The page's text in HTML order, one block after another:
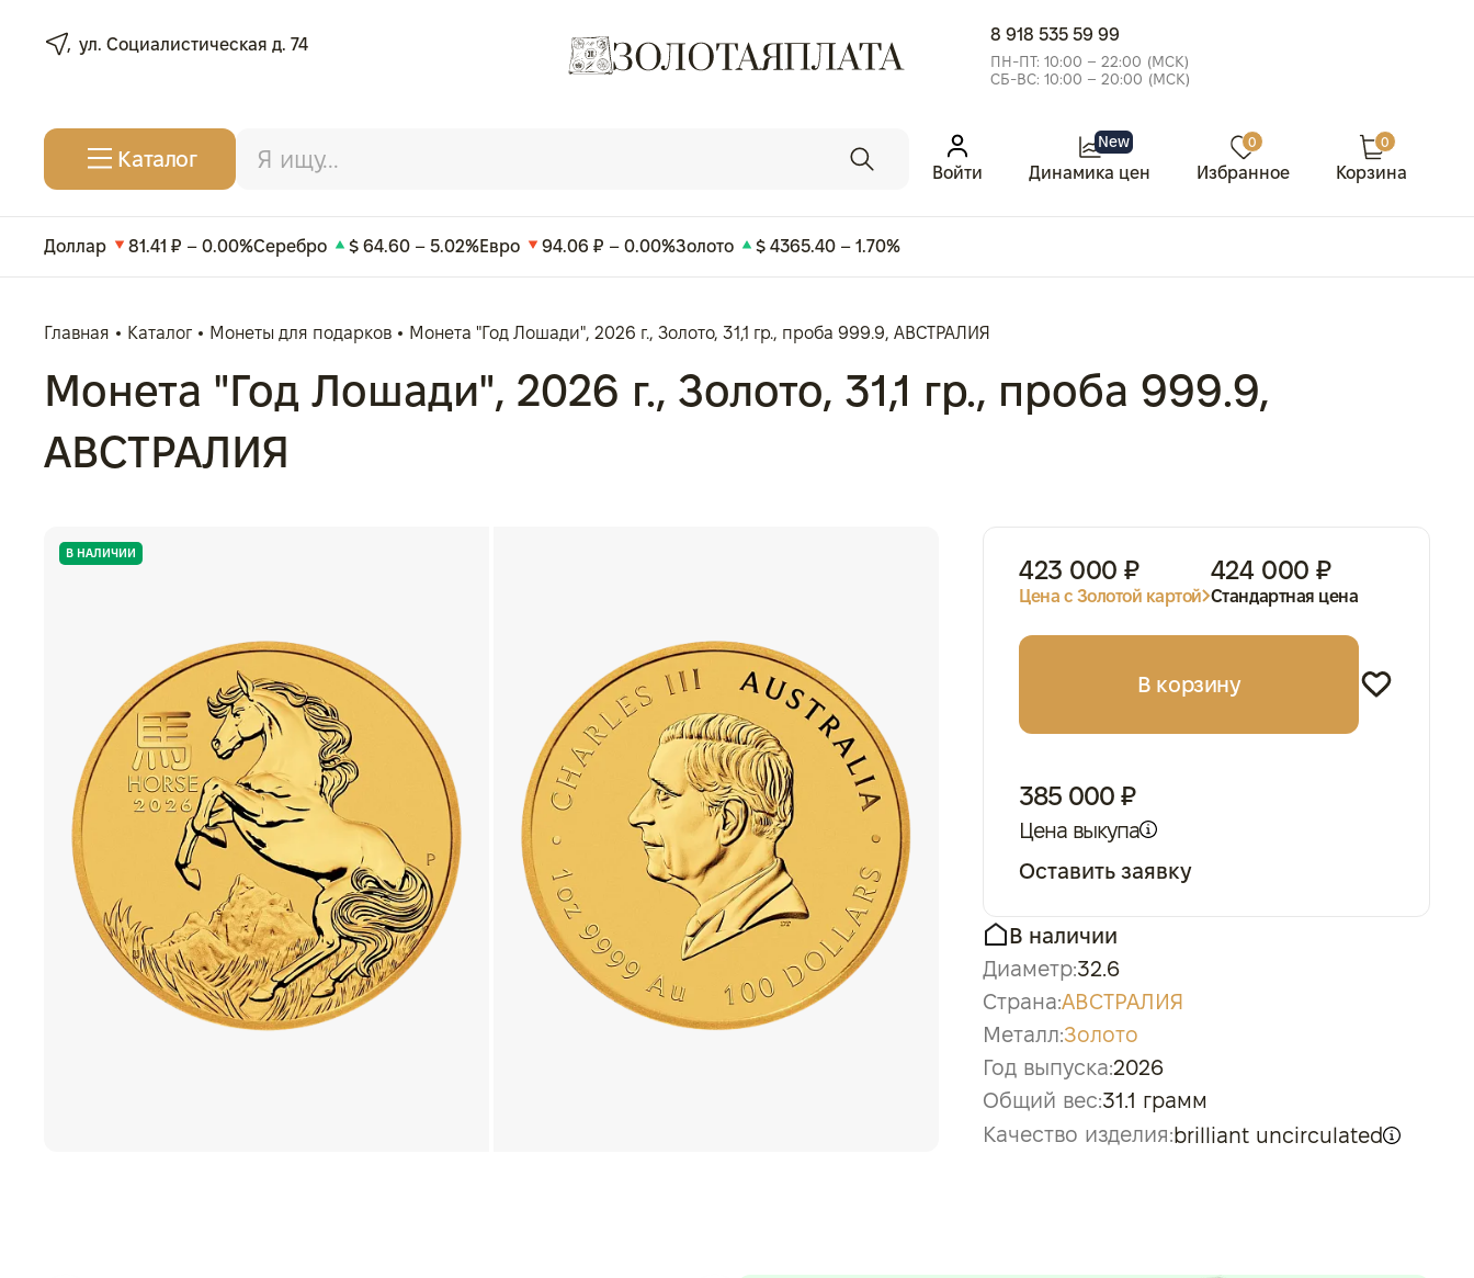
ул. Социалистическая д. 74 8 918 535 59 99
ПН-ПТ: 10:00 – 22:00 (МСК)
СБ-ВС: 10:00 – 20:00 (МСК)
Каталог
Войти
New
Динамика цен
0
Избранное
0
Корзина
Доллар 81.41 ₽ – 0.00%Серебро $ 64.60 – 5.02%Евро 94.06 ₽ – 0.00%Золото $ 4365.40 – 1.70%
Главная Каталог Монеты для подарков Монета "Год Лошади", 2026 г., Золото, 31,1 гр., проба 999.9, АВСТРАЛИЯ
Монета "Год Лошади", 2026 г., Золото, 31,1 гр., проба 999.9,
АВСТРАЛИЯ
В НАЛИЧИИ
423 000 ₽
Цена с Золотой картой
424 000 ₽
Стандартная цена
В корзину
385 000 ₽
Цена выкупа
Оставить заявку
В наличии
Диаметр:32.6
Страна:АВСТРАЛИЯ
Металл:Золото
Год выпуска:2026
Общий вес:31.1 грамм
Качество изделия:brilliant uncirculated